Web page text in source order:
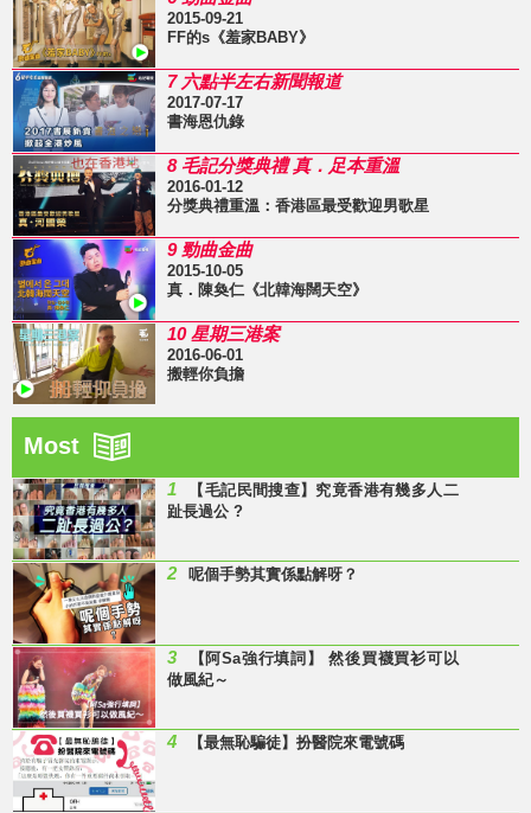
2015-09-21
FF的s《羞家BABY》
7 六點半左右新聞報道
2017-07-17
書海恩仇錄
8 毛記分獎典禮 真．足本重溫
2016-01-12
分獎典禮重溫：香港區最受歡迎男歌星
9 勁曲金曲
2015-10-05
真．陳奐仁《北韓海闊天空》
10 星期三港案
2016-06-01
搬輕你負擔
Most
1
【毛記民間搜查】究竟香港有幾多人二
趾長過公 ?
2 呢個手勢其實係點解呀？
3
【阿Sa強行填詞】 然後買襪買衫可以
做風紀～
4 【最無恥騙徒】扮醫院來電號碼